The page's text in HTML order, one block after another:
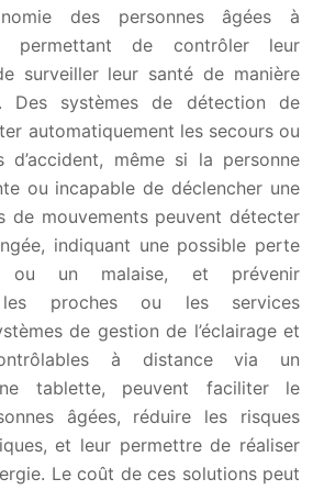
des personnes âgées à
permettant de contrôler leur
surveiller leur santé de manière
Des systèmes de détection de
automatiquement les secours ou
même si la personne
ou incapable de déclencher une
de mouvements peuvent détecter
indiquant une possible perte
ou un malaise, et prévenir
les proches ou les services
de gestion de l’éclairage et
à distance via un
tablette, peuvent faciliter le
âgées, réduire les risques
et leur permettre de réaliser
Le coût de ces solutions peut